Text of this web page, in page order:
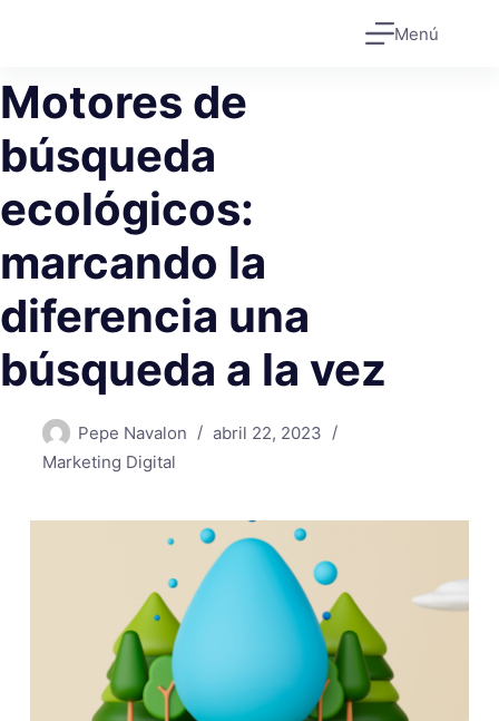
Menú
Motores de
búsqueda
ecológicos:
marcando la
diferencia una
búsqueda a la vez
Pepe Navalon
abril 22, 2023
Marketing Digital